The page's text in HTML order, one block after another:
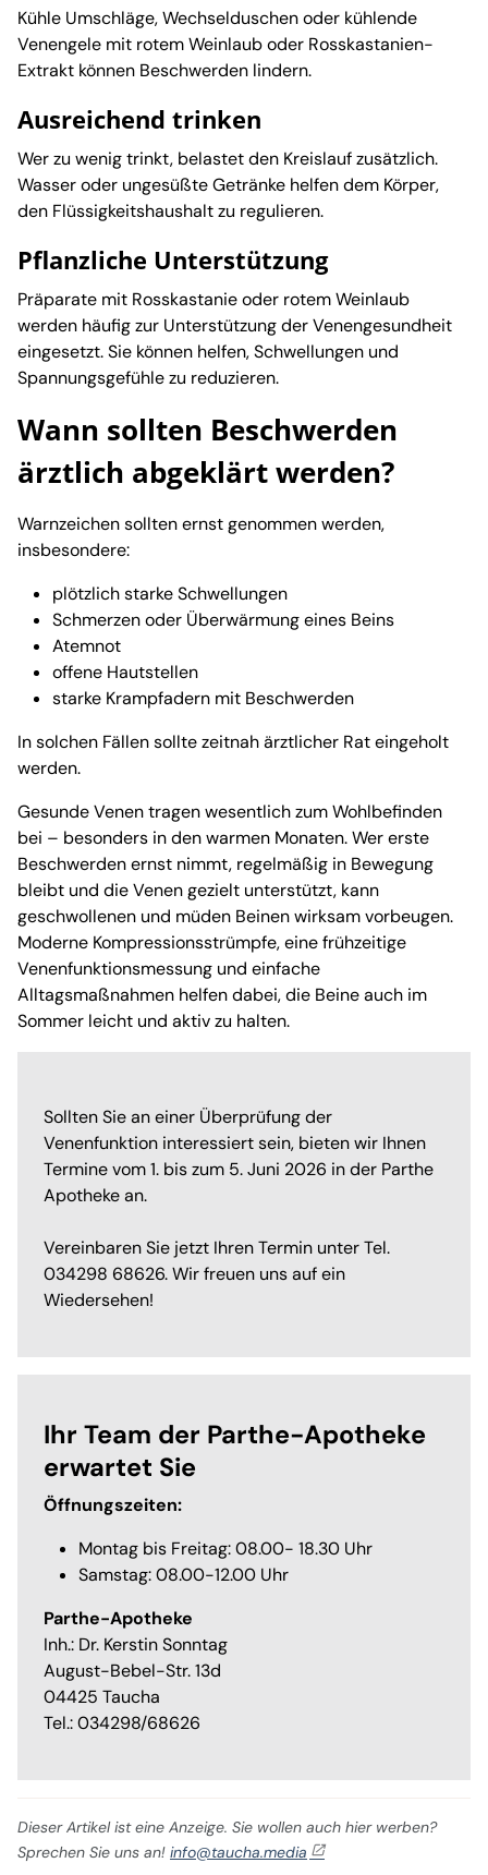
Kühle Umschläge, Wechselduschen oder kühlende
Venengele mit rotem Weinlaub oder Rosskastanien-
Extrakt können Beschwerden lindern.
Ausreichend trinken
Wer zu wenig trinkt, belastet den Kreislauf zusätzlich.
Wasser oder ungesüßte Getränke helfen dem Körper,
den Flüssigkeitshaushalt zu regulieren.
Pflanzliche Unterstützung
Präparate mit Rosskastanie oder rotem Weinlaub
werden häufig zur Unterstützung der Venengesundheit
eingesetzt. Sie können helfen, Schwellungen und
Spannungsgefühle zu reduzieren.
Wann sollten Beschwerden
ärztlich abgeklärt werden?
Warnzeichen sollten ernst genommen werden,
insbesondere:
plötzlich starke Schwellungen
Schmerzen oder Überwärmung eines Beins
Atemnot
offene Hautstellen
starke Krampfadern mit Beschwerden
In solchen Fällen sollte zeitnah ärztlicher Rat eingeholt
werden.
Gesunde Venen tragen wesentlich zum Wohlbefinden
bei – besonders in den warmen Monaten. Wer erste
Beschwerden ernst nimmt, regelmäßig in Bewegung
bleibt und die Venen gezielt unterstützt, kann
geschwollenen und müden Beinen wirksam vorbeugen.
Moderne Kompressionsstrümpfe, eine frühzeitige
Venenfunktionsmessung und einfache
Alltagsmaßnahmen helfen dabei, die Beine auch im
Sommer leicht und aktiv zu halten.
Sollten Sie an einer Überprüfung der
Venenfunktion interessiert sein, bieten wir Ihnen
Termine vom 1. bis zum 5. Juni 2026 in der Parthe
Apotheke an.
Vereinbaren Sie jetzt Ihren Termin unter Tel.
034298 68626. Wir freuen uns auf ein
Wiedersehen!
Ihr Team der Parthe-Apotheke
erwartet Sie
Öffnungszeiten:
Montag bis Freitag: 08.00- 18.30 Uhr
Samstag: 08.00-12.00 Uhr
Parthe-Apotheke
Inh.: Dr. Kerstin Sonntag
August-Bebel-Str. 13d
04425 Taucha
Tel.: 034298/68626
Dieser Artikel ist eine Anzeige. Sie wollen auch hier werben?
Sprechen Sie uns an! info@taucha.media